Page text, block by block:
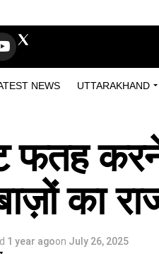
NEWS UTTARAKHAND
फतह
का
1 year agoon July 26, 2025